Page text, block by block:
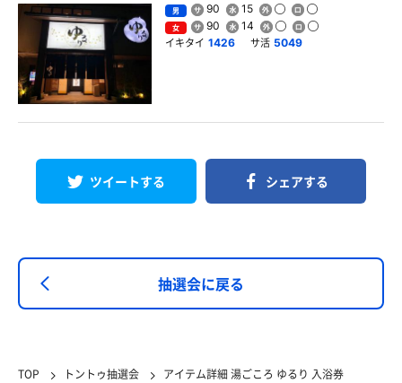
男 90 15
女 90 14
イキタイ 1426 サ活 5049
ツイートする シェアする
抽選会に戻る
TOP トントゥ抽選会 アイテム詳細 湯ごころ ゆるり 入浴券